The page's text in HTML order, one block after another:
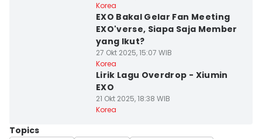
Korea
EXO Bakal Gelar Fan Meeting
EXO'verse, Siapa Saja Member
yang Ikut?
27 Okt 2025, 15:07 WIB
Korea
Lirik Lagu Overdrop - Xiumin
EXO
21 Okt 2025, 18:38 WIB
Korea
Topics